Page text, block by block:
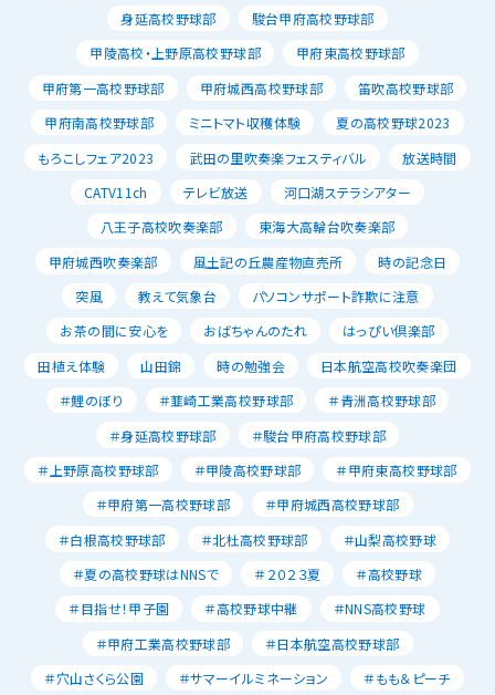
身延高校野球部
駿台甲府高校野球部
甲陵高校・上野原高校野球部
甲府東高校野球部
甲府第一高校野球部
甲府城西高校野球部
笛吹高校野球部
甲府南高校野球部
ミニトマト収穫体験
夏の高校野球2023
もろこしフェア2023
武田の里吹奏楽フェスティバル
放送時間
CATV11ch
テレビ放送
河口湖ステラシアター
八王子高校吹奏楽部
東海大高輪台吹奏楽部
甲府城西吹奏楽部
風土記の丘農産物直売所
時の記念日
突風
教えて気象台
パソコンサポート詐欺に注意
お茶の間に安心を
おばちゃんのたれ
はっぴい倶楽部
田植え体験
山田錦 時の勉強会
日本航空高校吹奏楽団
＃鯉のぼり
＃韮崎工業高校野球部
＃青洲高校野球部
＃身延高校野球部
＃駿台甲府高校野球部
＃上野原高校野球部
＃甲陵高校野球部
＃甲府東高校野球部
＃甲府第一高校野球部
＃甲府城西高校野球部
＃白根高校野球部
＃北杜高校野球部
＃山梨高校野球
＃夏の高校野球はNNSで
＃２０２３夏
＃高校野球
＃目指せ！甲子園
＃高校野球中継
＃NNS高校野球
＃甲府工業高校野球部
＃日本航空高校野球部
＃穴山さくら公園
＃サマーイルミネーション
＃もも＆ピーチ